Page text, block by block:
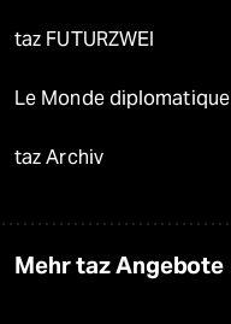
taz FUTURZWEI
Le Monde diplomatique
taz Archiv
Mehr taz Angebote